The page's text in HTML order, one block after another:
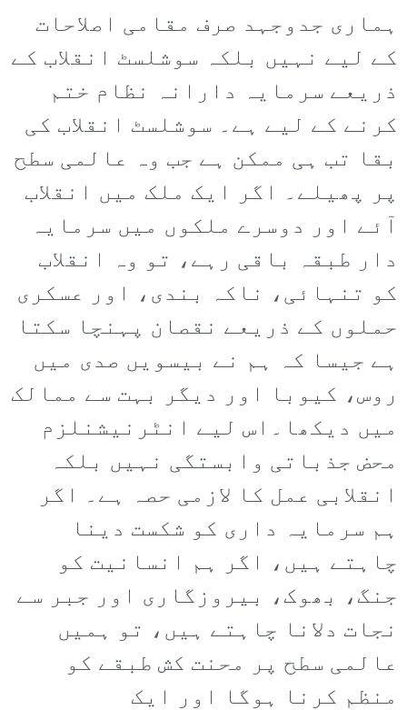
ہماری جدوجہد صرف مقامی اصلاحات
کے لیے نہیں بلکہ سوشلسٹ انقلاب کے
ذریعے سرمایہ دارانہ نظام ختم
کرنے کے لیے ہے۔ سوشلسٹ انقلاب کی
بقا تب ہی ممکن ہے جب وہ عالمی سطح
پر پھیلے۔ اگر ایک ملک میں انقلاب
آئے اور دوسرے ملکوں میں سرمایہ
دار طبقہ باقی رہے، تو وہ انقلاب
کو تنہائی، ناکہ بندی، اور عسکری
حملوں کے ذریعے نقصان پہنچا سکتا
ہے جیسا کہ ہم نے بیسویں صدی میں
روس، کیوبا اور دیگر بہت سے ممالک
میں دیکھا۔اس لیے انٹرنیشنلزم
محض جذباتی وابستگی نہیں بلکہ
انقلابی عمل کا لازمی حصہ ہے۔ اگر
ہم سرمایہ داری کو شکست دینا
چاہتے ہیں، اگر ہم انسانیت کو
جنگ، بھوک، بیروزگاری اور جبر سے
نجات دلانا چاہتے ہیں، تو ہمیں
عالمی سطح پر محنت کش طبقے کو
منظم کرنا ہوگا اور ایک